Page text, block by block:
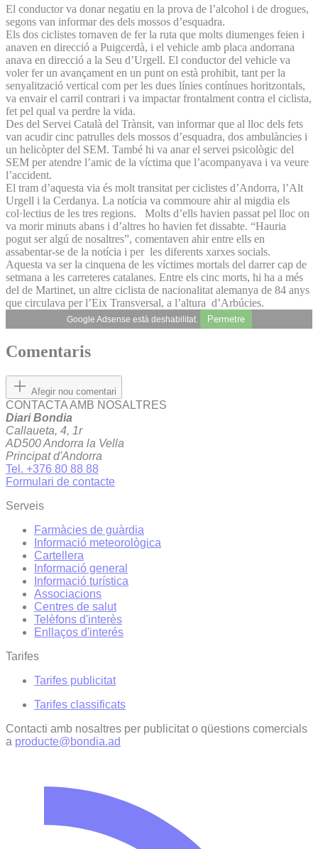
El conductor va donar negatiu en la prova de l’alcohol i de drogues,
segons van informar des dels mossos d’esquadra.
Els dos ciclistes tornaven de fer la ruta que molts diumenges feien i
anaven en direcció a Puigcerdà, i el vehicle amb placa andorrana
anava en direcció a la Seu d’Urgell. El conductor del vehicle va
voler fer un avançament en un punt on està prohibit, tant per la
senyalització vertical com per les dues línies contínues horitzontals,
va envair el carril contrari i va impactar frontalment contra el ciclista,
fet pel qual va perdre la vida.
Des del Servei Català del Trànsit, van informar que al lloc dels fets
van acudir cinc patrulles dels mossos d’esquadra, dos ambulàncies i
un helicòpter del SEM. També hi va anar el servei psicològic del
SEM per atendre l’amic de la víctima que l’acompanyava i va veure
l’accident.
El tram d’aquesta via és molt transitat per ciclistes d’Andorra, l’Alt
Urgell i la Cerdanya. La notícia va commoure ahir al migdia els
col·lectius de les tres regions. Molts d’ells havien passat pel lloc on
va morir minuts abans i d’altres ho havien fet dissabte. “Hauria
pogut ser algú de nosaltres”, comentaven ahir entre ells en
assabentar-se de la notícia i per les diferents xarxes socials.
Aquesta va ser la cinquena de les víctimes mortals del darrer cap de
setmana a les carreteres catalanes. Entre els cinc morts, hi ha a més
del de Martinet, un altre ciclista de nacionalitat alemanya de 84 anys
que circulava per l’Eix Transversal, a l’altura d’Arbúcies.
Google Adsense està deshabilitat. Permetre
Comentaris
Afegir nou comentari
CONTACTA AMB NOSALTRES
Diari Bondia
Callaueta, 4, 1r
AD500 Andorra la Vella
Principat d'Andorra
Tel. +376 80 88 88
Formulari de contacte
Serveis
Farmàcies de guàrdia
Informació meteorològica
Cartellera
Informació general
Informació turística
Associacions
Centres de salut
Telèfons d'interès
Enllaços d'interés
Tarifes
Tarifes publicitat
Tarifes classificats
Contacti amb nosaltres per publicitat o qüestions comercials
a producte@bondia.ad